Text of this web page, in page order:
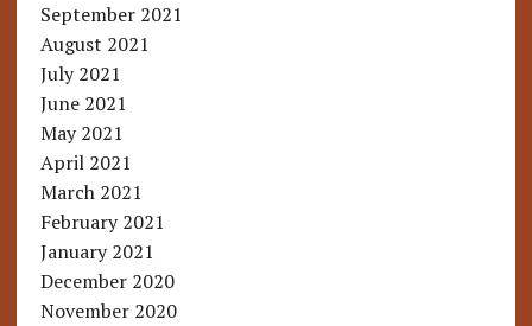
September 2021
August 2021
July 2021
June 2021
May 2021
April 2021
March 2021
February 2021
January 2021
December 2020
November 2020